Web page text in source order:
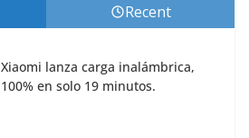
Recent
Xiaomi lanza carga inalámbrica,
100% en solo 19 minutos.